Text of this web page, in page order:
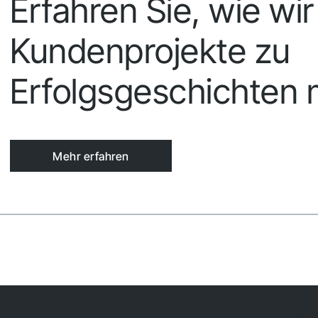
Erfahren Sie, wie wir
Kundenprojekte zu
Erfolgsgeschichten
Mehr erfahren